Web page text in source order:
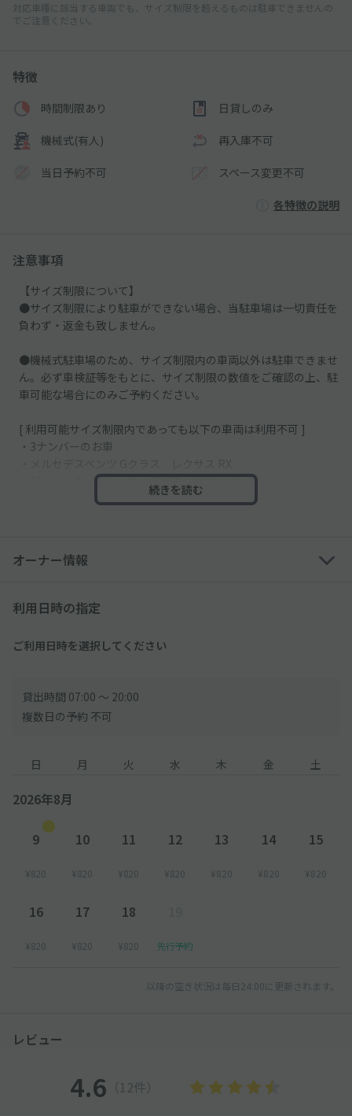
対応車種に該当する車両でも、サイズ制限を超えるものは駐車できませんの
でご注意ください。
特徴
時間制限あり 日貸しのみ
機械式(有人) 再入庫不可
当日予約不可 スペース変更不可
各特徴の説明
注意事項
【サイズ制限について】
●サイズ制限により駐車ができない場合、当駐車場は一切責任を
負わず・返金も致しません。
●機械式駐車場のため、サイズ制限内の車両以外は駐車できませ
ん。必ず車検証等をもとに、サイズ制限の数値をご確認の上、駐
車可能な場合にのみご予約ください。
[ 利用可能サイズ制限内であっても以下の車両は利用不可 ]
・3ナンバーのお車
・軽トラック、トラック、事業車（緑ナンバー）
・キャリア付きの車両 ※装着物全般：（スペアタイア用ケー
・ミラーの格納ができない車両
・社外製ホイール（一部お断りする場合がございます）
ドなど）
※車両にアンテナ等がついている場合、アンテナ等を収納して
も、スペースの高さ制限を超える場合は利用できません。
※外国車やスポーツカーなど、タイヤ幅が広い車は利用できない
──────
【ご利用時間について】
0:00～翌朝7:00は入出庫できません。
●予約時間を超えてご利用された場合、現地料金に従い、現地に
て超過料金をお支払いください。
【入庫方法について】
約完了メール または 予約確認ページをご提示ください。申請な
続きを読む
オーナー情報
利用日時の指定
ご利用日時を選択してください
貸出時間 07:00 〜 20:00
複数日の予約 不可
日 月 火 水 木 金 土
2026年8月
9
¥820
10
¥820
11
¥820
12
¥820
13
¥820
14
¥820
15
¥820
16
¥820
17
¥820
18
¥820 先行予約
以降の空き状況は毎日24:00に更新されます。
レビュー
4.6 （12件）